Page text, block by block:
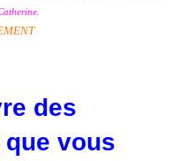
des
que vous